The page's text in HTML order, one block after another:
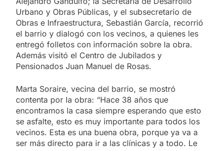
Urbano y Obras Públicas, y el subsecretario de
Obras e Infraestructura, Sebastián García, recorrió
el barrio y dialogó con los vecinos, a quienes les
entregó folletos con información sobre la obra.
Además visitó el Centro de Jubilados y
Pensionados Juan Manuel de Rosas.
Marta Soraire, vecina del barrio, se mostró
contenta por la obra: “Hace 38 años que
encontramos la casa siempre esperando que esto
se asfalte, esto es muy importante para todos los
vecinos. Esta es una buena obra, porque ya va a
ser más directo para ir a las clínicas y a todo. Le